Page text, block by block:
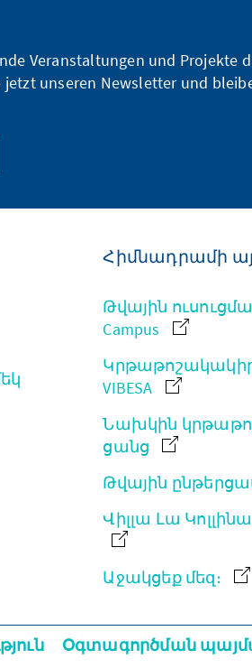
Veranstaltungen und Projekte
unseren Newsletter und
Հիմնադրամի
Թվային
Campus
VIBESA
Նախկին
ցանց
Թվային
Վիլլա Լա
Աջակցեք մեզ։
Օգտագործման